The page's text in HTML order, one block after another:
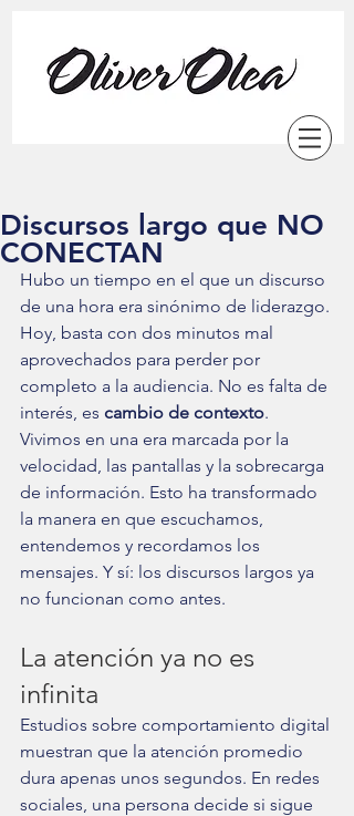
Discursos largo que NO
CONECTAN
Hubo un tiempo en el que un discurso
de una hora era sinónimo de liderazgo.
Hoy, basta con dos minutos mal
aprovechados para perder por
completo a la audiencia. No es falta de
interés, es cambio de contexto.
Vivimos en una era marcada por la
velocidad, las pantallas y la sobrecarga
de información. Esto ha transformado
la manera en que escuchamos,
entendemos y recordamos los
mensajes. Y sí: los discursos largos ya
no funcionan como antes.
La atención ya no es
infinita
Estudios sobre comportamiento digital
muestran que la atención promedio
dura apenas unos segundos. En redes
sociales, una persona decide si sigue